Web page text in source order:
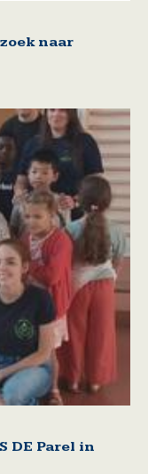
naar
DE Parel in